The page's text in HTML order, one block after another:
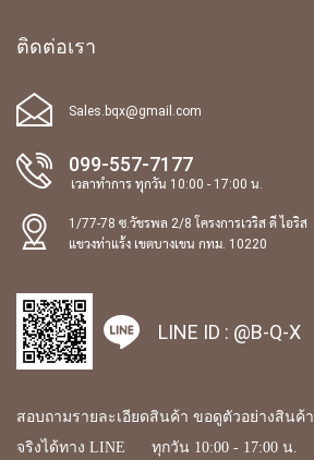
ติดต่อเรา
Sales.bqx@gmail.com
099-557-7177
เวลาทำการ ทุกวัน 10:00 - 17:00 น.
1/77-78 ซ.วัชรพล 2/8 โครงการเวริส ดี ไอริส
แขวงท่าแร้ง เขตบางเขน กทม. 10220
LINE ID : @B-Q-X
สอบถามรายละเอียดสินค้า ขอดูตัวอย่างสินค้า
จริงได้ทาง LINE ทุกวัน 10:00 - 17:00 น.